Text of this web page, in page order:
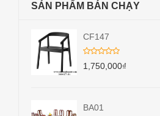
SẢN PHẨM BÁN CHẠY
CF147
1,750,000₫
BA01